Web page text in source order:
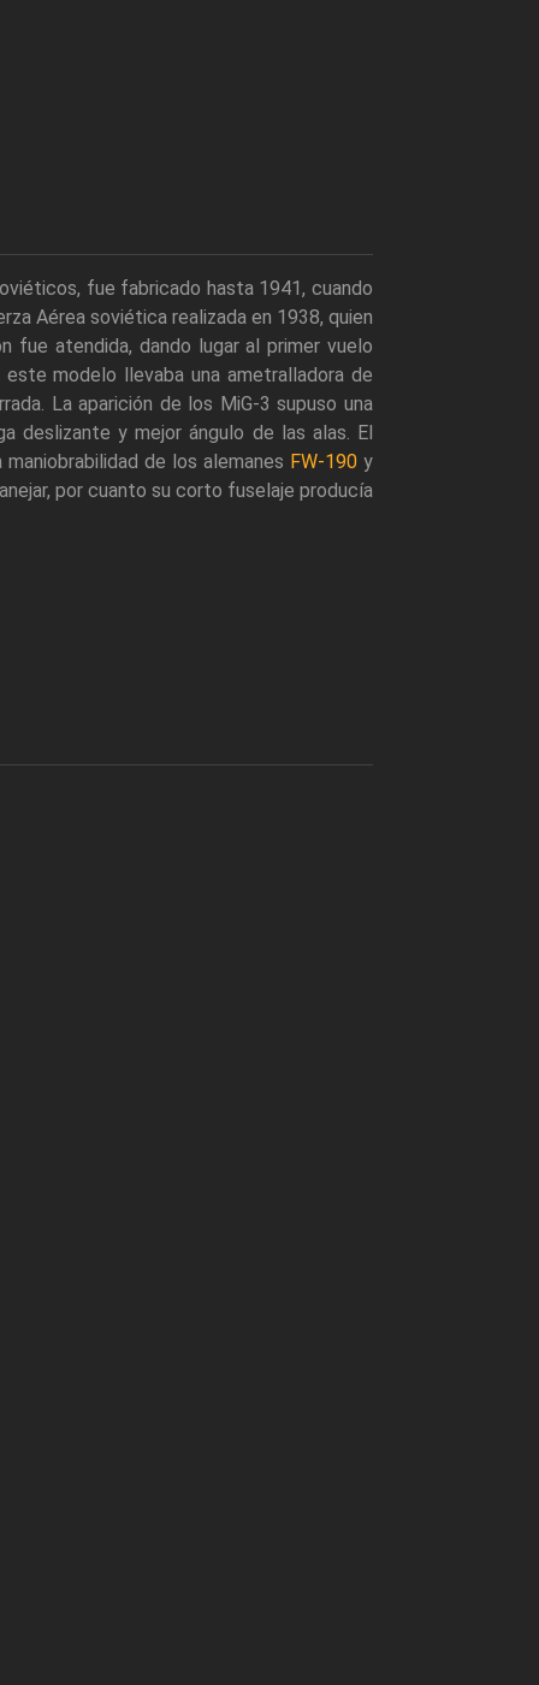
fue fabricado hasta 1941, cuando
Aérea soviética realizada en 1938, quien
fue atendida, dando lugar al primer vuelo
modelo llevaba una ametralladora de
La aparición de los MiG-3 supuso una
deslizante y mejor ángulo de las alas. El
de los alemanes FW-190y
por cuanto su corto fuselaje producía